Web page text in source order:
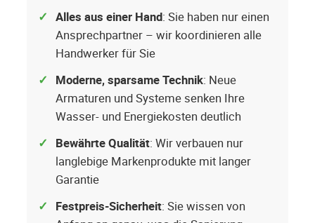
Alles aus einer Hand: Sie haben nur einen
Ansprechpartner – wir koordinieren alle
Handwerker für Sie
Moderne, sparsame Technik: Neue
Armaturen und Systeme senken Ihre
Wasser- und Energiekosten deutlich
Bewährte Qualität: Wir verbauen nur
langlebige Markenprodukte mit langer
Garantie
Festpreis-Sicherheit: Sie wissen von